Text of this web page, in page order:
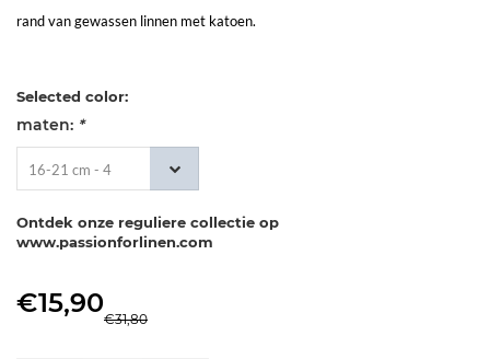
rand van gewassen linnen met katoen.
Selected color:
maten: *
16-21 cm - 4
stuks
Ontdek onze reguliere collectie op
www.passionforlinen.com
€15,90
€31,80